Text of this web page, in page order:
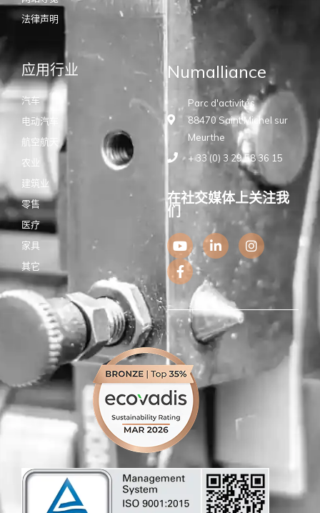
法律声明
应用行业
汽车
电动汽车
航空航天
农业
建筑业
零售
医疗
家具
其它
Numalliance
Parc d'activités
88470 Saint Michel sur
Meurthe
+ 33 (0) 3 29 58 36 15
在社交媒体上关注我
们
Y
o
u
t
u
b
e
L
i
n
e
d
i
n
-
i
I
n
s
a
g
r
m
F
a
c
e
b
o
o
k
-
f